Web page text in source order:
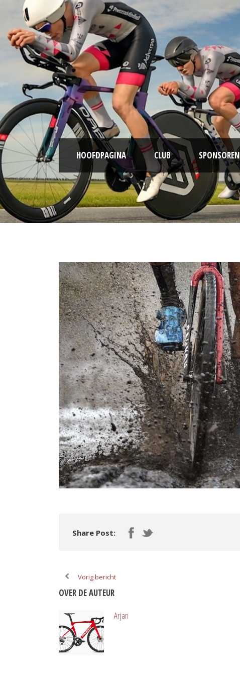
HOOFDPAGINA CLUB SPONSOREN
Share Post:
Vorig bericht
OVER DE AUTEUR
Arjan